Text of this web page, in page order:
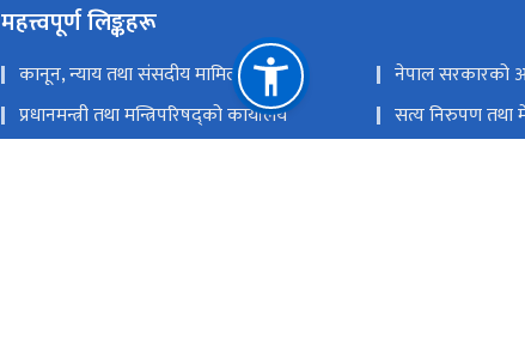
महत्त्वपूर्ण लिङ्कहरू
कानून, न्याय तथा संसदीय मामिला मन्त्रालय
नेपाल सरकारको
प्रधानमन्त्री तथा मन्त्रिपरिषद्को कार्यालय
सत्य निरुपण तथा